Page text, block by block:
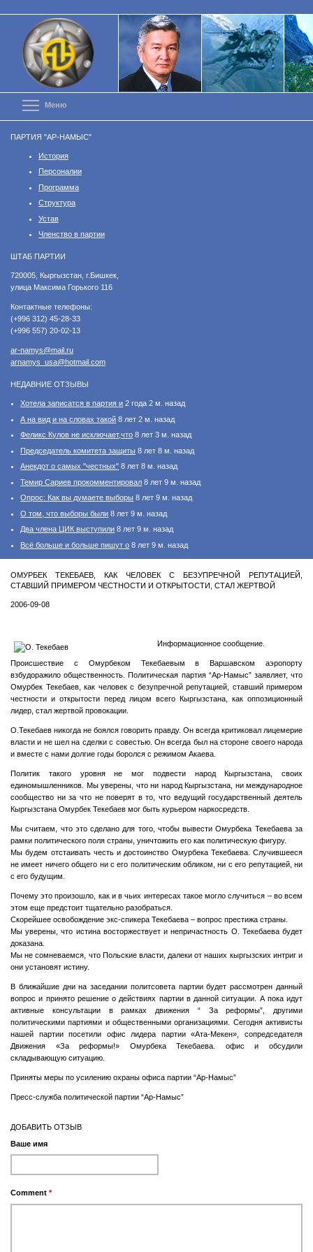
к
основному
содержанию
Меню
ПАРТИЯ "АР-НАМЫС"
История
Персоналии
Программа
Структура
Устав
Членство в партии
ШТАБ ПАРТИИ
​720005, Кыргызстан, г.Бишкек,
улица Максима Горького 116
Контактные телефоны:
(+996 312) 45-28-33
(+996 557) 20-02-13
ar-namys@mail.ru
arnamys_usa@hotmail.com
НЕДАВНИЕ ОТЗЫВЫ
Хотела записатся в партия и 2 года 2 м. назад
А на вид и на словах такой 8 лет 2 м. назад
Феликс Кулов не исключает,что 8 лет 3 м. назад
Председатель комитета защиты 8 лет 8 м. назад
Анекдот о самых "честных" 8 лет 8 м. назад
Темир Сариев прокомментировал 8 лет 9 м. назад
Опрос: Как вы думаете выборы 8 лет 9 м. назад
О том, что выборы были 8 лет 9 м. назад
Два члена ЦИК выступили 8 лет 9 м. назад
Всё больше и больше пишут о 8 лет 9 м. назад
ОМУРБЕК ТЕКЕБАЕВ, КАК ЧЕЛОВЕК С БЕЗУПРЕЧНОЙ РЕПУТАЦИЕЙ,
СТАВШИЙ ПРИМЕРОМ ЧЕСТНОСТИ И ОТКРЫТОСТИ, СТАЛ ЖЕРТВОЙ
2006-09-08
Информационное сообщение.
Происшествие с Омурбеком Текебаевым в Варшавском аэропорту
взбудоражило общественность. Политическая партия “Ар-Намыс” заявляет, что
Омурбек Текебаев, как человек с безупречной репутацией, ставший примером
честности и открытости перед лицом всего Кыргызстана, как оппозиционный
лидер, стал жертвой провокации.
О.Текебаев никогда не боялся говорить правду. Он всегда критиковал лицемерие
власти и не шел на сделки с совестью. Он всегда был на стороне своего народа
и вместе с нами долгие годы боролся с режимом Акаева.
Политик такого уровня не мог подвести народ Кыргызстана, своих
единомышленников. Мы уверены, что ни народ Кыргызстана, ни международное
сообщество ни за что не поверят в то, что ведущий государственный деятель
Кыргызстана Омурбек Текебаев мог быть курьером наркосредств.
Мы считаем, что это сделано для того, чтобы вывести Омурбека Текебаева за
рамки политического поля страны, уничтожить его как политическую фигуру.
Мы будем отстаивать честь и достоинство Омурбека Текебаева. Случившееся
не имеет ничего общего ни с его политическим обликом, ни с его репутацией, ни
с его будущим.
Почему это произошло, как и в чьих интересах такое могло случиться – во всем
этом еще предстоит тщательно разобраться.
Скорейшее освобождение экс-спикера Текебаева – вопрос престижа страны.
Мы уверены, что истина восторжествует и непричастность О. Текебаева будет
доказана.
Мы не сомневаемся, что Польские власти, далеки от наших кыргызских интриг и
они установят истину.
В ближайшие дни на заседании политсовета партии будет рассмотрен данный
вопрос и принято решение о действиях партии в данной ситуации. А пока идут
активные консультации в рамках движения “ За реформы”, другими
политическими партиями и общественными организациями. Сегодня активисты
нашей партии посетили офис лидера партии «Ата-Мекен», сопредседателя
Движения «За реформы!» Омурбека Текебаева. офис и обсудили
складывающую ситуацию.
Приняты меры по усилению охраны офиса партии “Ар-Намыс”
Пресс-служба политической партии “Ар-Намыс”
ДОБАВИТЬ ОТЗЫВ
Ваше имя
Comment *